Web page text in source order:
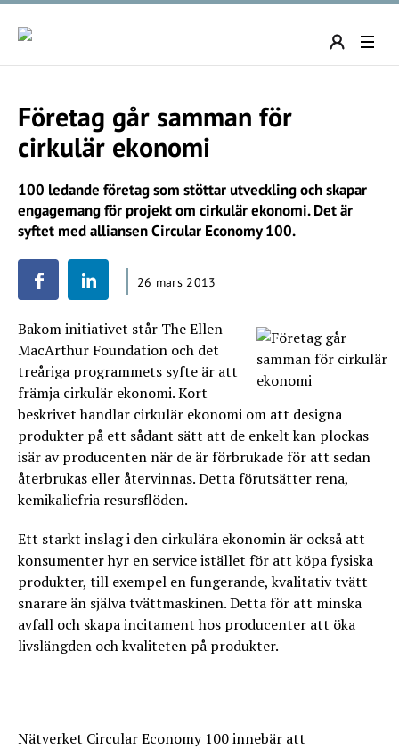
Företag går samman för
cirkulär ekonomi
100 ledande företag som stöttar utveckling och skapar
engagemang för projekt om cirkulär ekonomi. Det är
syftet med alliansen Circular Economy 100.
26 mars 2013
Bakom initiativet står The Ellen
MacArthur Foundation och det
treåriga programmets syfte är att
främja cirkulär ekonomi. Kort
beskrivet handlar cirkulär ekonomi om att designa
produkter på ett sådant sätt att de enkelt kan plockas
isär av producenten när de är förbrukade för att sedan
återbrukas eller återvinnas. Detta förutsätter rena,
kemikaliefria resursflöden.
Ett starkt inslag i den cirkulära ekonomin är också att
konsumenter hyr en service istället för att köpa fysiska
produkter, till exempel en fungerande, kvalitativ tvätt
snarare än själva tvättmaskinen. Detta för att minska
avfall och skapa incitament hos producenter att öka
livslängden och kvaliteten på produkter.
Nätverket Circular Economy 100 innebär att